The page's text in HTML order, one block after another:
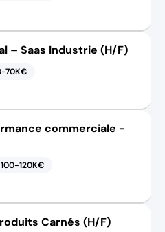
– Saas Industrie (H/F)
70K€
commerciale -
100-120K€
Carnés (H/F)